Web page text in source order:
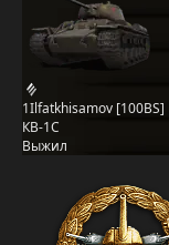
1Ilfatkhisamov [100BS]
КВ-1С
Выжил